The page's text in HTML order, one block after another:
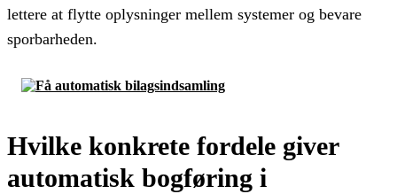
lettere at flytte oplysninger mellem systemer og bevare
sporbarheden.
Hvilke konkrete fordele giver
automatisk bogføring i